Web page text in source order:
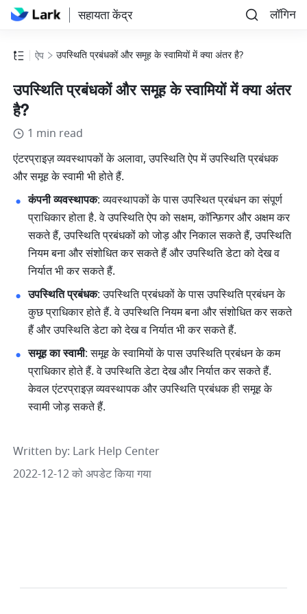
सहायता केंद्र लॉगिन
ऐप उपस्थिति प्रबंधकों और समूह के स्वामियों में क्या अंतर है?
उपस्थिति प्रबंधकों और समूह के स्वामियों में क्या अंतर
है?
1 min read
एंटरप्राइज़ व्यवस्थापकों के अलावा, उपस्थिति ऐप में उपस्थिति प्रबंधक
और समूह के स्वामी भी होते हैं.
कंपनी व्यवस्थापक: व्यवस्थापकों के पास उपस्थित प्रबंधन का संपूर्ण
प्राधिकार होता है. वे उपस्थिति ऐप को सक्षम, कॉन्फ़िगर और अक्षम कर
सकते हैं, उपस्थिति प्रबंधकों को जोड़ और निकाल सकते हैं, उपस्थिति
नियम बना और संशोधित कर सकते हैं और उपस्थिति डेटा को देख व
निर्यात भी कर सकते हैं.
उपस्थिति प्रबंधक: उपस्थिति प्रबंधकों के पास उपस्थिति प्रबंधन के
कुछ प्राधिकार होते हैं. वे उपस्थिति नियम बना और संशोधित कर सकते
हैं और उपस्थिति डेटा को देख व निर्यात भी कर सकते हैं.
समूह का स्वामी: समूह के स्वामियों के पास उपस्थिति प्रबंधन के कम
प्राधिकार होते हैं. वे उपस्थिति डेटा देख और निर्यात कर सकते हैं.
केवल एंटरप्राइज़ व्यवस्थापक और उपस्थिति प्रबंधक ही समूह के
स्वामी जोड़ सकते हैं.
Written by: Lark Help Center
2022-12-12 को अपडेट किया गया